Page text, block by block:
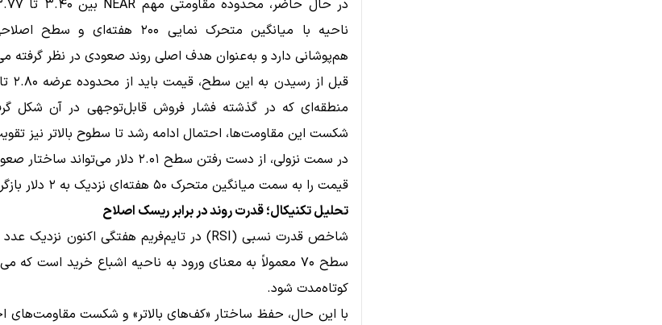
هم‌پوشانی دارد و به‌عنوان هدف اصلی روند صعودی در نظر گرفته
منطقه‌ای که در گذشته فشار فروش قابل‌توجهی در آن شکل
شکست این مقاومت‌ها، احتمال ادامه رشد تا سطوح بالاتر نیز
در سمت نزولی، از دست رفتن سطح ۲.۰۱ دلار
قیمت را به سمت میانگین متحرک ۵۰ هفته‌ای نزدیک به ۲ دلار بازگرداند.
تحلیل تکنیکال؛ قدرت روند در برابر ریسک اصلاح
سطح ۷۰ معمولاً به معنای ورود به ناحیه اشباع خرید است که
کوتاه‌مدت شود.
با این حال، حفظ ساختار «کف‌های بالاتر» و شکست مقاومت‌های